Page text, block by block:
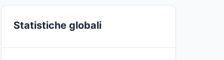
Statistiche globali